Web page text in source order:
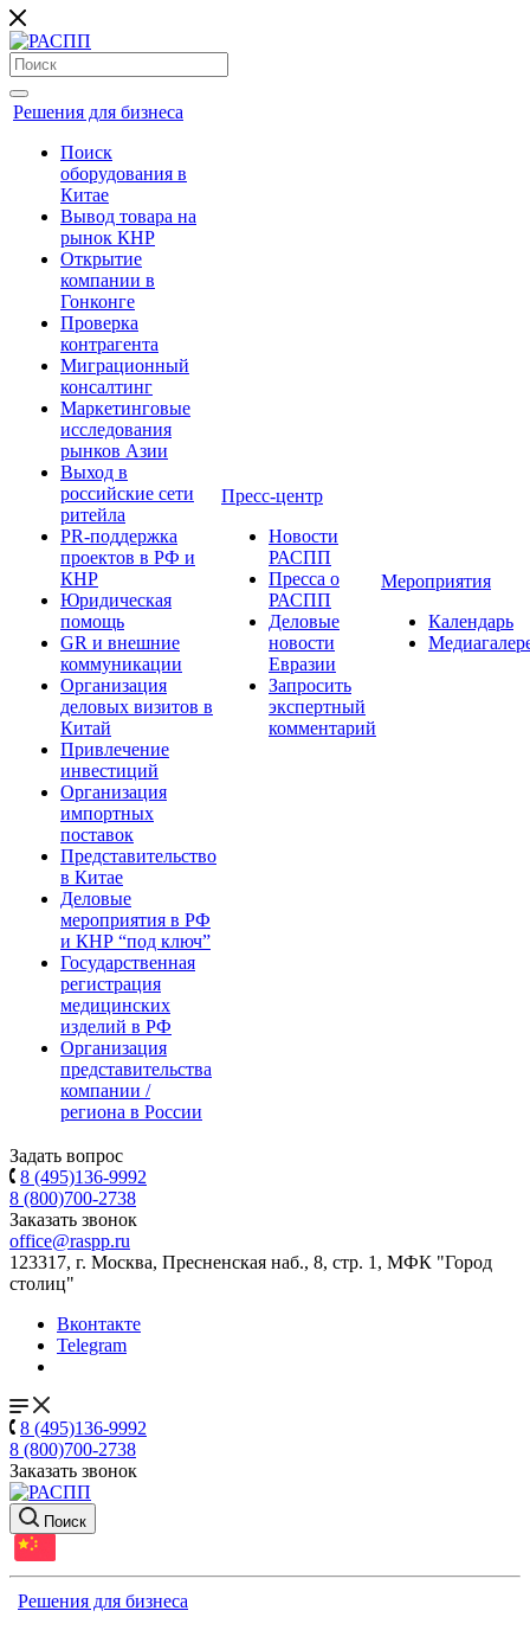
Решения для бизнеса
Поиск
оборудования в
Китае
Вывод товара на
рынок КНР
Открытие
компании в
Гонконге
Проверка
контрагента
Миграционный
консалтинг
Маркетинговые
исследования
рынков Азии
Выход в
российские сети
ритейла
PR-поддержка
проектов в РФ и
КНР
Юридическая
помощь
GR и внешние
коммуникации
Организация
деловых визитов в
Китай
Привлечение
инвестиций
Организация
импортных
поставок
Представительство
в Китае
Деловые
мероприятия в РФ
и КНР “под ключ”
Государственная
регистрация
медицинских
изделий в РФ
Организация
представительства
компании /
региона в России
Пресс-центр
Новости
РАСПП
Пресса о
РАСПП
Деловые
новости
Евразии
Запросить
экспертный
комментарий
Мероприятия
Календарь
Задать вопрос
8 (495)136-9992
8 (800)700-2738
Заказать звонок
office@raspp.ru
123317, г. Москва, Пресненская наб., 8, стр. 1, МФК "Город
столиц"
Вконтакте
Telegram
8 (495)136-9992
8 (800)700-2738
Заказать звонок
Поиск
Решения для бизнеса